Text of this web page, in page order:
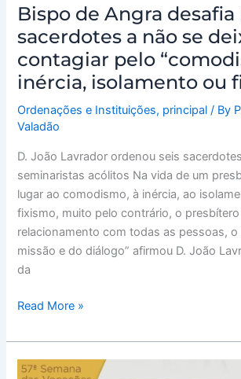
Bispo de Angra desafia
sacerdotes a não se
contagiar pelo
inércia, isolamento ou
Ordenações e Instituições, principal / By
Valadão
D. João Lavrador ordenou seis
seminaristas acólitos Na vida de um
lugar ao comodismo, à inércia, ao
fixismo, muito pelo contrário, o
relacionamento com todas as pessoas, o
missão e do diálogo” afirmou D. João
da
“comodismo,
inércia,
isolamento
ou
fixismo”
Read More »
Igreja